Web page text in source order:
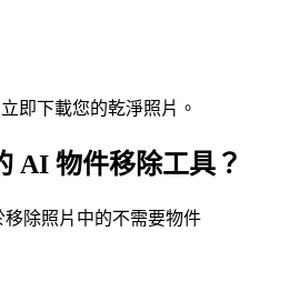
即下載您的乾淨照片。
AI 物件移除工具？
除照片中的不需要物件